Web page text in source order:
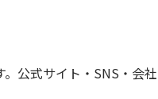
公式サイト・SNS・会社